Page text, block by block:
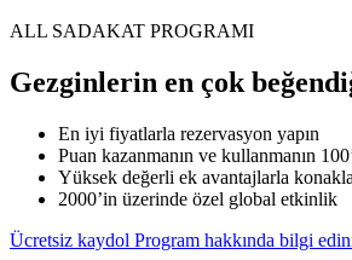
ALL SADAKAT PROGRAMI
Gezginlerin en çok
En iyi fiyatlarla rezervasyon yapın
Puan kazanmanın ve kullanmanın
Yüksek değerli ek avantajlarla
2000’in üzerinde özel global etkinlik
Ücretsiz kaydol Program hakkında bilgi